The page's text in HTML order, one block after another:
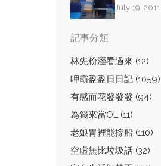
July 19, 2011
記事分類
林先粉溼看過來 (12)
呷霸盈盈日日記 (1059)
有感而花發發發 (94)
為錢來當OL (11)
老娘胃裡能撐船 (110)
空虛無比垃圾話 (32)